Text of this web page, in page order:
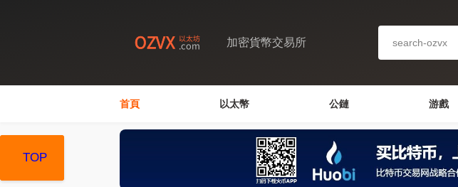
加密貨幣交易所
首頁 以太幣 公鏈 游戲
TOP
TOP
TOP